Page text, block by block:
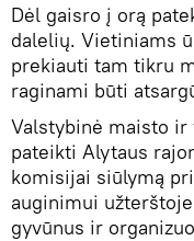
Dėl gaisro į orą
dalelių. Vietiniams
prekiauti tam tikru
raginami būti
Valstybinė maisto
pateikti Alytaus
komisijai siūlymą
auginimui
gyvūnus ir